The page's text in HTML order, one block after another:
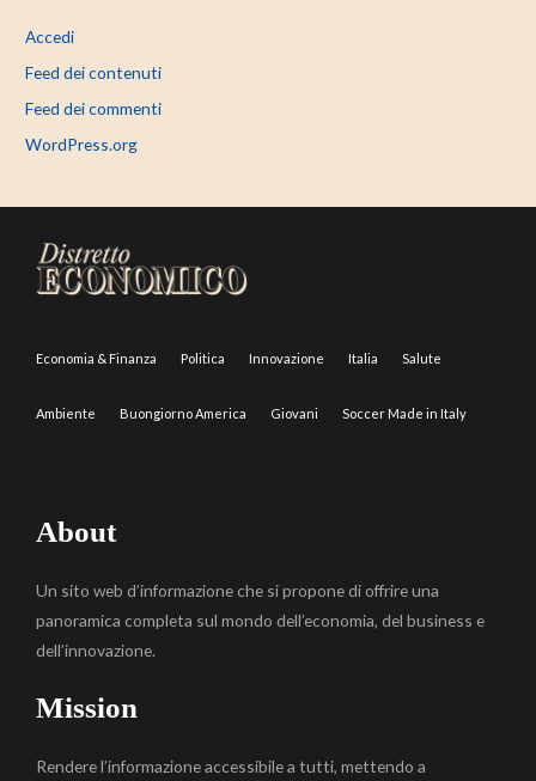
Accedi
Feed dei contenuti
Feed dei commenti
WordPress.org
Economia & Finanza Politica Innovazione Italia Salute
Ambiente Buongiorno America Giovani Soccer Made in Italy
About
Un sito web d’informazione che si propone di offrire una
panoramica completa sul mondo dell’economia, del business e
dell’innovazione.
Mission
Rendere l’informazione accessibile a tutti, mettendo a